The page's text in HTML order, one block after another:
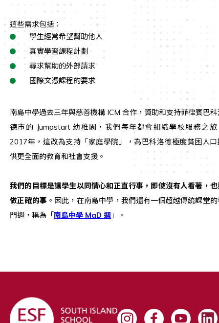
這些需求包括：
學生經常希望幫助他人
真實學習課程計劃
尋求幫助的外部請求
國際文憑課程的要求
南島中學過去三年與慈善機構 ICM 合作，資助和支持菲律賓巴
德市的 Jumpstart 幼稚園，我們每年都會組織學校服務之旅
2017年，這改為支持「家庭學院」，為巴科洛德極度貧困人口
供更全面的教育和社會支援。
我們的目標是讓學生以同情心和正直行事，即使沒有人看著，
做正確的事。因此，在南島中學，我們還有一個超越傳統課堂
門週，稱為「南島中學 MaD 週 」。